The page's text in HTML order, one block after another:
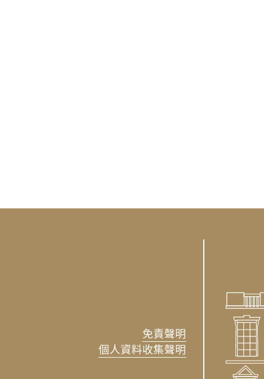
免責聲明
個人資料收集聲明